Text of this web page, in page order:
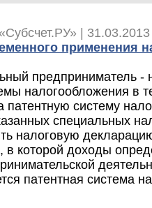
|
применения
предприниматель -
налогообложения в
патентную систему
специальных
налоговую
в которой доходы
патентная система